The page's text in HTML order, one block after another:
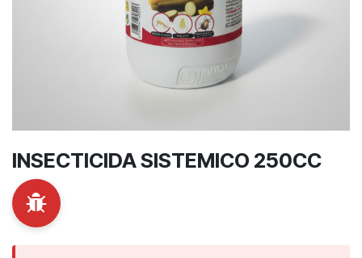
INSECTICIDA SISTEMICO 250CC